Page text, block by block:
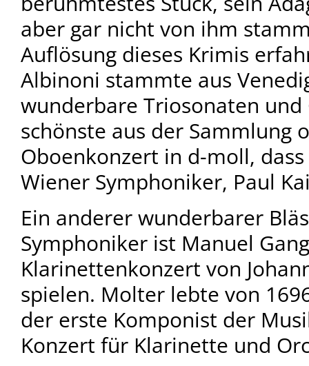
aber gar nicht von ihm
Auflösung dieses Krimis
Albinoni stammte aus
wunderbare Triosonaten und
schönste aus der Sammlung
Oboenkonzert in d-moll,
Wiener Symphoniker, Paul
Ein anderer wunderbarer
Symphoniker ist Manuel
Klarinettenkonzert von
spielen. Molter lebte von
der erste Komponist der
Konzert für Klarinette und